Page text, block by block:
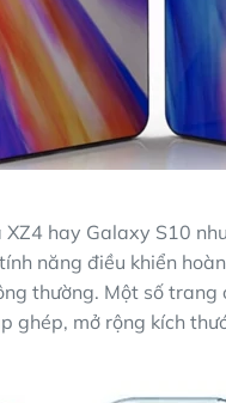
hay Galaxy S10
năng điều khiển
thường. Một số trang
ghép, mở rộng kích